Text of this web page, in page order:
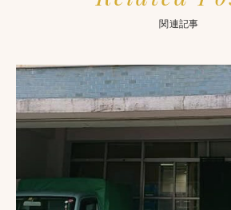
関連記事